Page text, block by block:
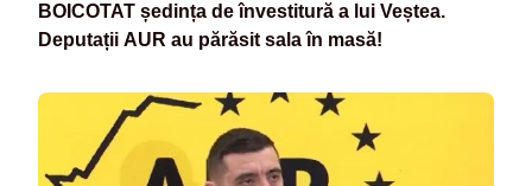
BOICOTAT ședința de învestitură a lui Veștea.
Deputații AUR au părăsit sala în masă!